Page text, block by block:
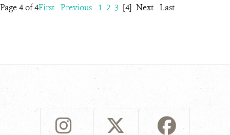
Page 4 of 4First Previous 1 2 3 [4] Next Last